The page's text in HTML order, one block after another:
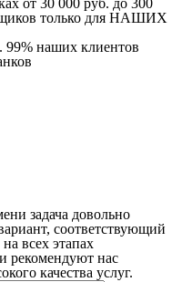
от 30 000 руб. до 300
только для НАШИХ
99% наших клиентов
задача довольно
соответствующий
всех этапах
рекомендуют нас
качества услуг.